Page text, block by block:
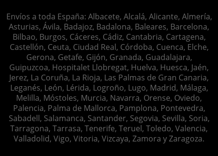
Envíos a toda España: Albacete, Alcalá, Alicante, Almería,
Asturias, Ávila, Badajoz, Badalona, Baleares, Barcelona,
Bilbao, Burgos, Cáceres, Cádiz, Cantabria, Cartagena,
Castellón, Ceuta, Ciudad Real, Córdoba, Cuenca, Elche,
Gerona, Getafe, Gijón, Granada, Guadalajara,
Guipuzcoa, Hospitalet Llobregat, Huelva, Huesca, Jaén,
Jerez, La Coruña, La Rioja, Las Palmas de Gran Canaria,
Leganés, León, Lérida, Logroño, Lugo, Madrid, Málaga,
Melilla, Móstoles, Murcia, Navarra, Orense, Oviedo,
Palencia, Palma de Mallorca, Pamplona, Pontevedra,
Sabadell, Salamanca, Santander, Segovia, Sevilla, Soria,
Tarragona, Tarrasa, Tenerife, Teruel, Toledo, Valencia,
Valladolid, Vigo, Vitoria, Vizcaya, Zamora y Zaragoza.